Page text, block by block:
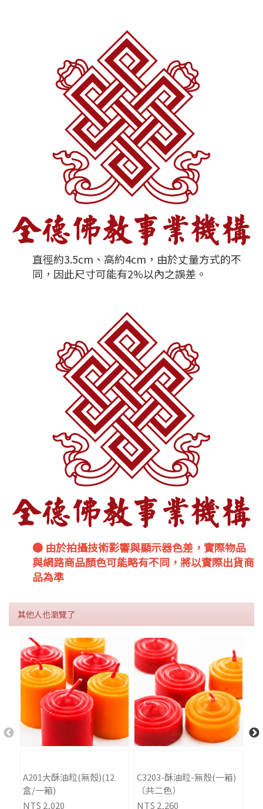
直徑約3.5cm、高約4cm，由於丈量方式的不
同，因此尺寸可能有2%以內之誤差。
● 由於拍攝技術影響與顯示器色差，實際物品
與網路商品顏色可能略有不同，將以實際出貨商
品為準
其他人也瀏覽了
A201大酥油粒(無殼)(12
盒/一箱)
NT$ 2,020
C3203-酥油粒-無殼(一箱)
（共二色）
NT$ 2,260